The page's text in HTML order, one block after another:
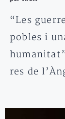
“Les
pobles i
res de